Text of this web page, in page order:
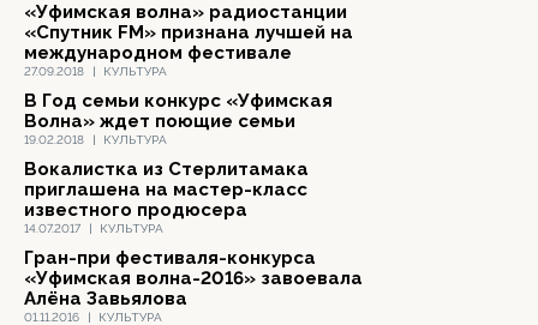
27.09.2018 | КУЛЬТУРА
«Уфимская волна» радиостанции
«Спутник FM» признана лучшей на
международном фестивале
19.02.2018 | КУЛЬТУРА
В Год семьи конкурс «Уфимская
Волна» ждет поющие семьи
14.07.2017 | КУЛЬТУРА
Вокалистка из Стерлитамака
приглашена на мастер-класс
известного продюсера
01.11.2016 | КУЛЬТУРА
Гран-при фестиваля-конкурса
«Уфимская волна-2016» завоевала
Алёна Завьялова